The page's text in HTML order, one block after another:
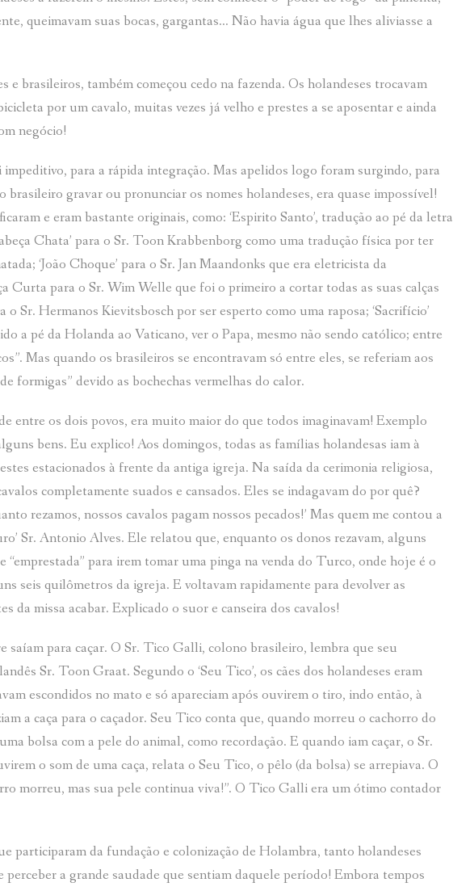
queimavam suas bocas, gargantas… Não havia água que lhes aliviasse a
e brasileiros, também começou cedo na fazenda. Os holandeses trocavam
por um cavalo, muitas vezes já velho e prestes a se aposentar e ainda
negócio!
para a rápida integração. Mas apelidos logo foram surgindo, para
brasileiro gravar ou pronunciar os nomes holandeses, era quase impossível!
e eram bastante originais, como: ‘Espirito Santo’, tradução ao pé da letra
Chata’ para o Sr. Toon Krabbenborg como uma tradução física por ter
‘João Choque’ para o Sr. Jan Maandonks que era eletricista da
Curta para o Sr. Wim Welle que foi o primeiro a cortar todas as suas calças
o Sr. Hermanos Kievitsbosch por ser esperto como uma raposa; ‘Sacrifício’
a pé da Holanda ao Vaticano, ver o Papa, mesmo não sendo católico; entre
Mas quando os brasileiros se encontravam só entre eles, se referiam aos
formigas” devido as bochechas vermelhas do calor.
entre os dois povos, era muito maior do que todos imaginavam! Exemplo
bens. Eu explico! Aos domingos, todas as famílias holandesas iam à
estacionados à frente da antiga igreja. Na saída da cerimonia religiosa,
completamente suados e cansados. Eles se indagavam do por quê?
rezamos, nossos cavalos pagam nossos pecados!’ Mas quem me contou a
Sr. Antonio Alves. Ele relatou que, enquanto os donos rezavam, alguns
“emprestada” para irem tomar uma pinga na venda do Turco, onde hoje é o
seis quilômetros da igreja. E voltavam rapidamente para devolver as
da missa acabar. Explicado o suor e canseira dos cavalos!
saíam para caçar. O Sr. Tico Galli, colono brasileiro, lembra que seu
Sr. Toon Graat. Segundo o ‘Seu Tico’, os cães dos holandeses eram
escondidos no mato e só apareciam após ouvirem o tiro, indo então, à
a caça para o caçador. Seu Tico conta que, quando morreu o cachorro do
bolsa com a pele do animal, como recordação. E quando iam caçar, o Sr.
o som de uma caça, relata o Seu Tico, o pêlo (da bolsa) se arrepiava. O
morreu, mas sua pele continua viva!”. O Tico Galli era um ótimo contador
participaram da fundação e colonização de Holambra, tanto holandeses
a grande saudade que sentiam daquele período! Embora tempos